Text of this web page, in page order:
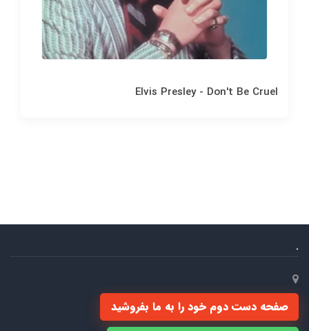
Elvis Presley - Don't Be Cruel
.
صفحه دست دوم خود را به ما بفروشید